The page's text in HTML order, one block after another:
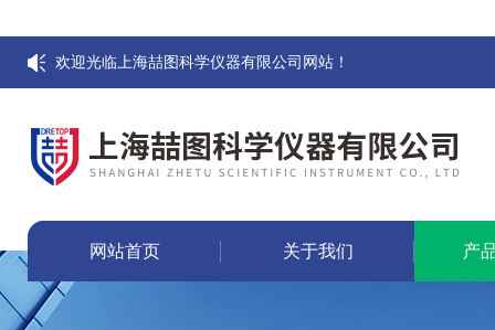
欢迎光临上海喆图科学仪器有限公司网站！
网站首页 关于我们 产